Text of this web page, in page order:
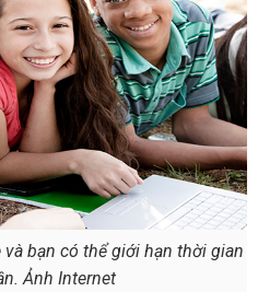
bạn có thể giới hạn thời gian
Ảnh Internet